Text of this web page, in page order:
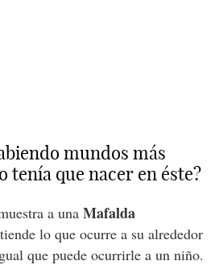
mundos más
tenía que nacer en éste?
a una Mafalda
lo que ocurre a su alrededor
que puede ocurrirle a un niño.